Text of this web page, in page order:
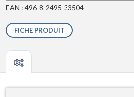
EAN : 496-8-2495-33504
FICHE PRODUIT